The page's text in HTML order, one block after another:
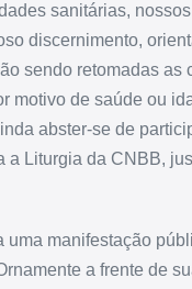
sanitárias,
discernimento,
sendo retomadas
motivo de saúde ou
abster-se de
a Liturgia da CNBB,
manifestação
a frente de